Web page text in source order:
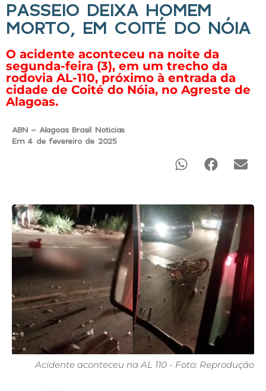
PASSEIO DEIXA HOMEM
MORTO, EM COITÉ DO NÓIA
O acidente aconteceu na noite da
segunda-feira (3), em um trecho da
rodovia AL-110, próximo à entrada da
cidade de Coité do Nóia, no Agreste de
Alagoas.
ABN - Alagoas Brasil Noticias
Em 4 de fevereiro de 2025
Acidente aconteceu na AL 110 - Foto: Reprodução